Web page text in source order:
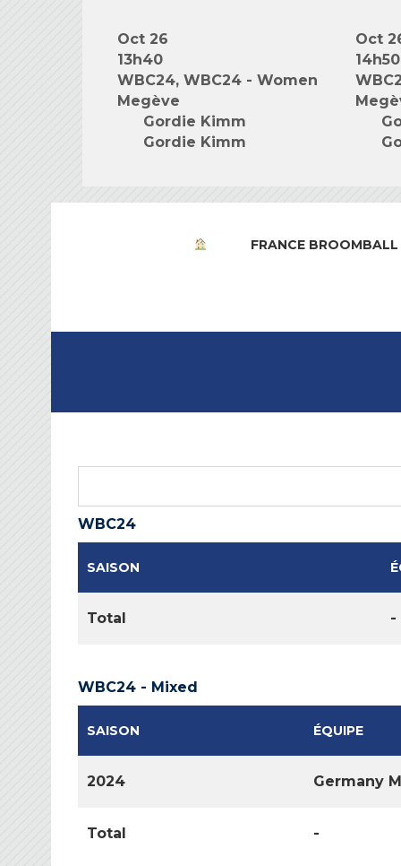
Oct 26
13h40
WBC24, WBC24 - Women
Megève
Gordie Kimm
Gordie Kimm
Oct
14h50
FRANCE BROOMBALL
WBC24
SAISON
Total -
WBC24 - Mixed
SAISON ÉQUIPE
2024 Germany
Total -